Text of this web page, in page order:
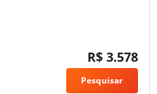
R$ 3.578
Pesquisar